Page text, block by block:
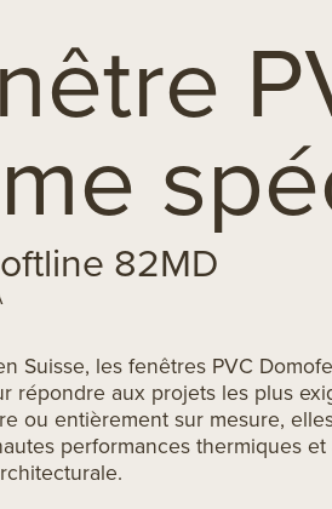
82MD
Suisse, les fenêtres PVC
répondre aux projets les plus
ou entièrement sur mesure,
performances thermiques